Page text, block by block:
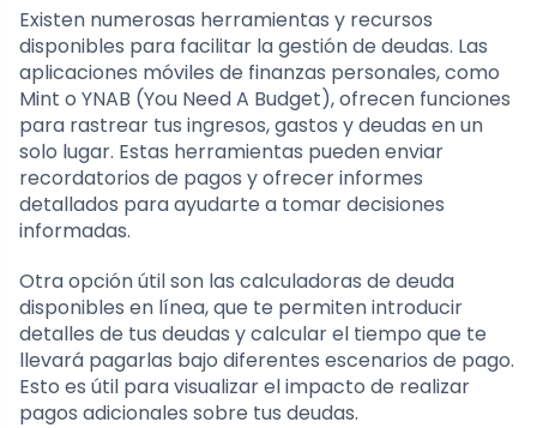
Existen numerosas herramientas y recursos
disponibles para facilitar la gestión de deudas. Las
aplicaciones móviles de finanzas personales, como
Mint o YNAB (You Need A Budget), ofrecen funciones
para rastrear tus ingresos, gastos y deudas en un
solo lugar. Estas herramientas pueden enviar
recordatorios de pagos y ofrecer informes
detallados para ayudarte a tomar decisiones
informadas.
Otra opción útil son las calculadoras de deuda
disponibles en línea, que te permiten introducir
detalles de tus deudas y calcular el tiempo que te
llevará pagarlas bajo diferentes escenarios de pago.
Esto es útil para visualizar el impacto de realizar
pagos adicionales sobre tus deudas.